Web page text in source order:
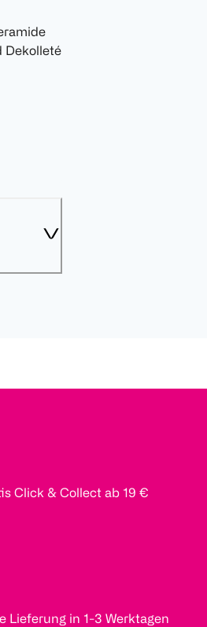
Dekolleté
Click & Collect ab 19 €
Lieferung in 1-3 Werktagen